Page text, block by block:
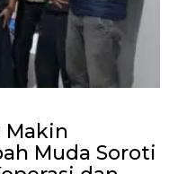
Makin
Muda Soroti